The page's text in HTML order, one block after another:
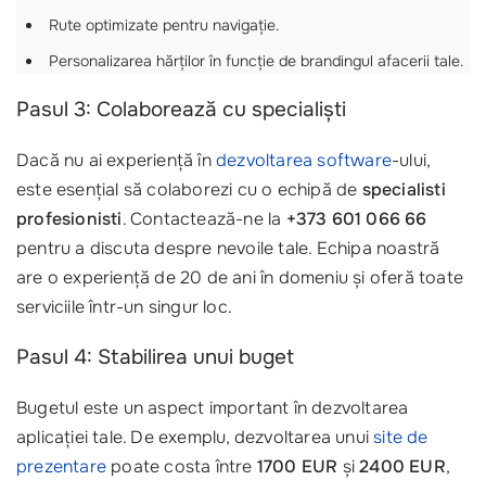
Rute optimizate pentru navigație.
Personalizarea hărților în funcție de brandingul afacerii tale.
Pasul 3: Colaborează cu specialiști
Dacă nu ai experiență îndezvoltarea software-ului,
este esențial să colaborezi cu o echipă de specialisti
profesionisti. Contactează-ne la +373 601 066 66
pentru a discuta despre nevoile tale. Echipa noastră
are o experiență de 20 de ani în domeniu și oferă toate
serviciile într-un singur loc.
Pasul 4: Stabilirea unui buget
Bugetul este un aspect important în dezvoltarea
aplicației tale. De exemplu, dezvoltarea unuisite de
prezentare poate costa între 1700 EUR și2400 EUR,